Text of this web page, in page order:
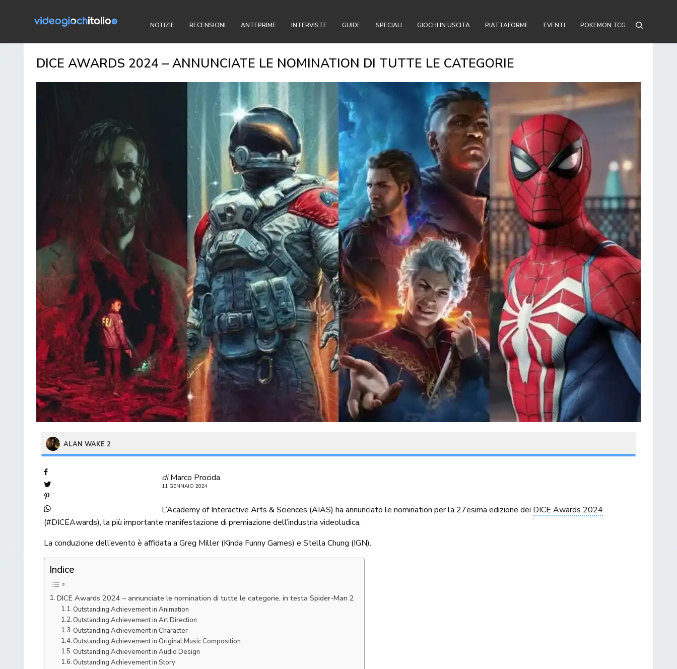
NOTIZIE RECENSIONI ANTEPRIME INTERVISTE GUIDE SPECIALI GIOCHI IN USCITA PIATTAFORME EVENTI POKEMON TCG
DICE AWARDS 2024 – ANNUNCIATE LE NOMINATION DI TUTTE LE CATEGORIE
ALAN WAKE 2
di Marco Procida
11 GENNAIO 2024
L’Academy of Interactive Arts & Sciences (AIAS) ha annunciato le nomination per la 27esima edizione dei DICE Awards 2024
(#DICEAwards), la più importante manifestazione di premiazione dell’industria videoludica.
La conduzione dell’evento è affidata a Greg Miller (Kinda Funny Games) e Stella Chung (IGN).
Indice
DICE Awards 2024 – annunciate le nomination di tutte le categorie, in testa Spider-Man 2
Outstanding Achievement in Animation
Outstanding Achievement in Art Direction
Outstanding Achievement in Character
Outstanding Achievement in Original Music Composition
Outstanding Achievement in Audio Design
Outstanding Achievement in Story